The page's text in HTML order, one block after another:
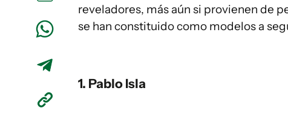
reveladores, más aún si provienen de
se han constituido como modelos a
1. Pablo Isla